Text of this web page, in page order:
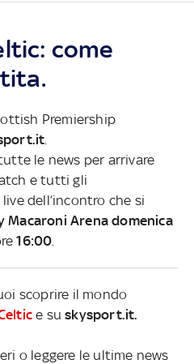
come
Premiership
le news per arrivare
e tutti gli
dell’incontro che si
Macaroni Arena domenica
16:00
scoprire il mondo
e suskysport.it.
o leggere le ultime news